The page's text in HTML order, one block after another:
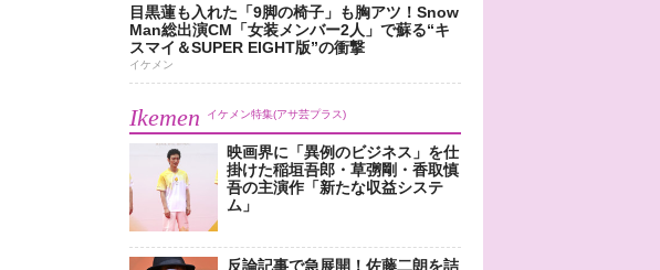
目黒蓮も入れた「9脚の椅子」も胸アツ！Snow
Man総出演CM「女装メンバー2人」で蘇る“キ
スマイ＆SUPER EIGHT版”の衝撃
イケメン
Ikemen イケメン特集(アサ芸プラス)
映画界に「異例のビジネス」を仕
掛けた稲垣吾郎・草彅剛・香取慎
吾の主演作「新たな収益システ
ム」
反論記事で急展開！佐藤二朗を詰